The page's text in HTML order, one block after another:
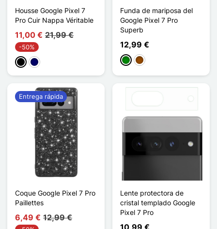
Housse Google Pixel 7
Pro Cuir Nappa Véritable
11,00 € 21,99 €
-50%
NegroAzul marino
Funda de mariposa del
Google Pixel 7 Pro
Superb
12,99 €
VerdeMarrón
Coque Google Pixel 7 Pro
Paillettes
6,49 € 12,99 €
Entrega rápida
Lente protectora de
cristal templado Google
Pixel 7 Pro
10,99 €